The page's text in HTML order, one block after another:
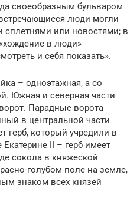
своеобразным бульваром
люди могли
сплетнями или новостями; в
в люди»
и себя показать».
– одноэтажная, а со
Южная и северная части
Парадные ворота
в центральной части
герб, который учредили в
II – герб имеет
сокола в княжеской
голубом поле на земле,
знаком всех князей